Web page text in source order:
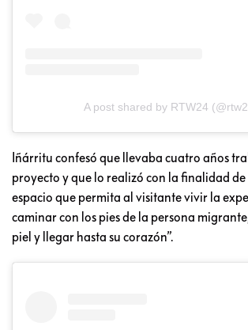
A post shared by RTW24
Iñárritu confesó que llevaba cuatro años
proyecto y que lo realizó con la finalidad
espacio que permita al visitante vivir la
caminar con los pies de la persona
piel y llegar hasta su corazón”.